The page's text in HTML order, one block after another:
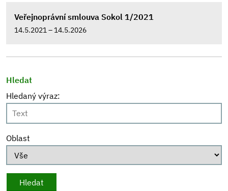
Veřejnoprávní smlouva Sokol 1/2021
14.5.2021 – 14.5.2026
Hledat
Hledaný výraz:
Oblast